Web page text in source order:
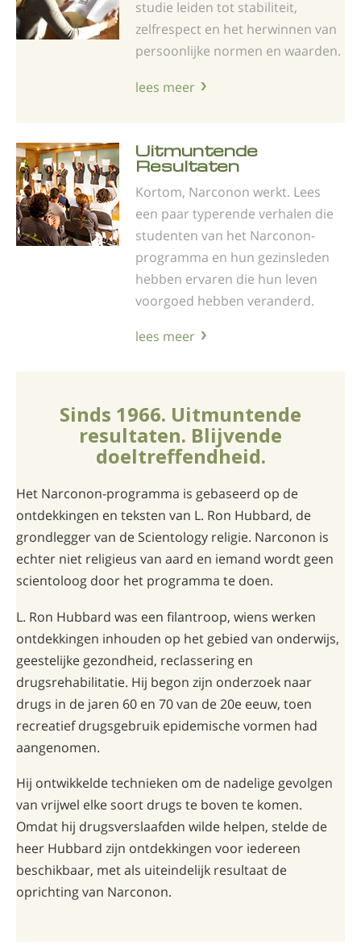
studie leiden tot stabiliteit,
zelfrespect en het herwinnen van
persoonlijke normen en waarden.
lees meer
Uitmuntende
Resultaten
Kortom, Narconon werkt. Lees
een paar typerende verhalen die
studenten van het Narconon-
programma en hun gezinsleden
hebben ervaren die hun leven
voorgoed hebben veranderd.
lees meer
Sinds 1966. Uitmuntende
resultaten. Blijvende
doeltreffendheid.
Het Narconon-programma is gebaseerd op de
ontdekkingen en teksten van L. Ron Hubbard, de
grondlegger van de Scientology religie. Narconon is
echter niet religieus van aard en iemand wordt geen
scientoloog door het programma te doen.
L. Ron Hubbard was een filantroop, wiens werken
ontdekkingen inhouden op het gebied van onderwijs,
geestelijke gezondheid, reclassering en
drugsrehabilitatie. Hij begon zijn onderzoek naar
drugs in de jaren 60 en 70 van de 20e eeuw, toen
recreatief drugsgebruik epidemische vormen had
aangenomen.
Hij ontwikkelde technieken om de nadelige gevolgen
van vrijwel elke soort drugs te boven te komen.
Omdat hij drugsverslaafden wilde helpen, stelde de
heer Hubbard zijn ontdekkingen voor iedereen
beschikbaar, met als uiteindelijk resultaat de
oprichting van Narconon.